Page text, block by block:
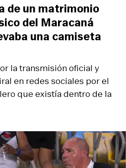
la transmisión oficial y
en redes sociales por el
que existía dentro de la
de un matrimonio
del Maracaná
una camiseta